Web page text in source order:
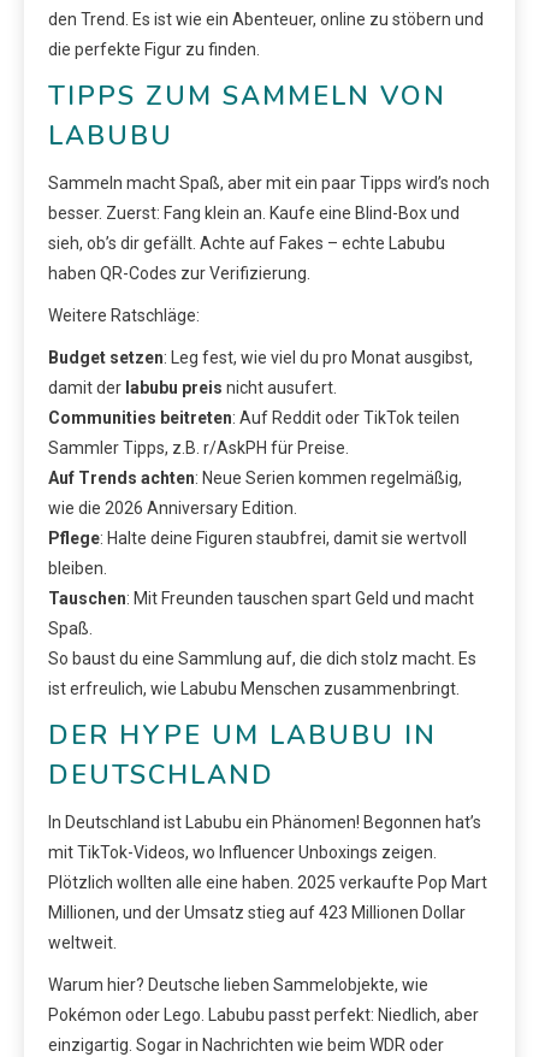
den Trend. Es ist wie ein Abenteuer, online zu stöbern und
die perfekte Figur zu finden.
TIPPS ZUM SAMMELN VON
LABUBU
Sammeln macht Spaß, aber mit ein paar Tipps wird’s noch
besser. Zuerst: Fang klein an. Kaufe eine Blind-Box und
sieh, ob’s dir gefällt. Achte auf Fakes – echte Labubu
haben QR-Codes zur Verifizierung.
Weitere Ratschläge:
Budget setzen: Leg fest, wie viel du pro Monat ausgibst,
damit der labubu preis nicht ausufert.
Communities beitreten: Auf Reddit oder TikTok teilen
Sammler Tipps, z.B. r/AskPH für Preise.
Auf Trends achten: Neue Serien kommen regelmäßig,
wie die 2026 Anniversary Edition.
Pflege: Halte deine Figuren staubfrei, damit sie wertvoll
bleiben.
Tauschen: Mit Freunden tauschen spart Geld und macht
Spaß.
So baust du eine Sammlung auf, die dich stolz macht. Es
ist erfreulich, wie Labubu Menschen zusammenbringt.
DER HYPE UM LABUBU IN
DEUTSCHLAND
In Deutschland ist Labubu ein Phänomen! Begonnen hat’s
mit TikTok-Videos, wo Influencer Unboxings zeigen.
Plötzlich wollten alle eine haben. 2025 verkaufte Pop Mart
Millionen, und der Umsatz stieg auf 423 Millionen Dollar
weltweit.
Warum hier? Deutsche lieben Sammelobjekte, wie
Pokémon oder Lego. Labubu passt perfekt: Niedlich, aber
einzigartig. Sogar in Nachrichten wie beim WDR oder